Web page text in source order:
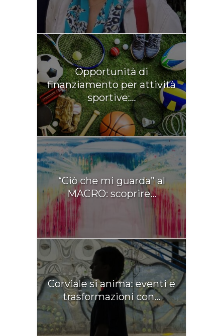
Opportunità di
finanziamento per attività
sportive:...
“Ciò che mi guarda” al
MACRO: scoprire...
Corviale si anima: eventi e
trasformazioni con...